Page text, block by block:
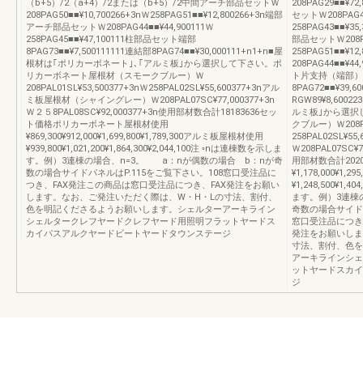
（b+5）/2（a+4）/2または（b+5）/2中間アーチ部品セットＷ
208PAG50■■¥10,700266+3nＷ258PAG51■■¥12,800266+3n端部
アーチ部品セットＷ208PAG44■■¥44,900111Ｗ
258PAG45■■¥47,100111柱部品セット端部
8PAG73■■¥7,500111111連結部8PAG74■■¥30,000111+n1+n■屋
根材は｢ポリカーボネート｣､｢アルミ板｣から選択して下さい。ポ
リカーボネート屋根材（スモークブルー）Ｗ
208PAL01SL¥53,500377+3nＷ258PAL02SL¥55,600377+3nアル
ミ板屋根材（シャイングレー）Ｗ208PAL07SC¥77,000377+3n
Ｗ２５8PAL08SC¥92,000377+3n使用部材数合計18183636セッ
ト価格ポリカーボネート屋根材使用
¥869,300¥912,000¥1,699,800¥1,789,300アルミ板屋根材使用
¥939,800¥1,021,200¥1,864,300¥2,044,100注 ◦nは連棟数を示しま
す。例）3連棟の場合、n=3。 a：nが偶数の場合 b：nが奇
数の場合サイドパネルはP.115をご覧下さい。108窓口受注品に
つき、FAX発注この商品は窓口受注品につき、FAX発注をお願い
します。なお、ご発注いただく際は、W・H・Lの寸法、割付、
色を明記くださるようお願いします。シェルターアーキライン
シェルタークレフヤードクレフヤード用照明フラットヤードス
カイパスアルクヤードビートヤードタウンステージ
セットＷ
部品セットＷ
ト片支持（端部
ルミ板｣から選択
クブルー）Ｗ
Ｗ
用部材数合計
ます。例）3連
奇数の場合サイ
窓口受注品につ
発注をお願いし
寸法、割付、色
アーキラインシ
ットヤードスカ
ジ